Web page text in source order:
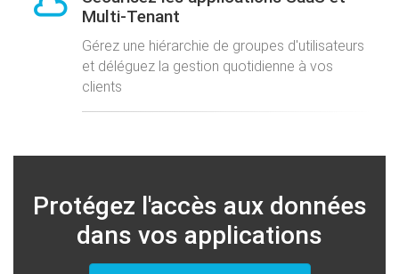
Multi-Tenant
Gérez une hiérarchie de groupes d'utilisateurs
et déléguez la gestion quotidienne à vos
clients
Protégez l'accès aux données
dans vos applications